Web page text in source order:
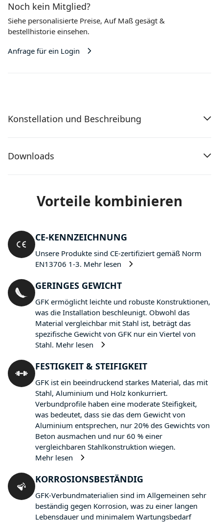
Noch kein Mitglied?
Siehe personalisierte Preise, Auf Maß gesägt &
bestellhistorie einsehen.
Anfrage für ein Login
Konstellation und Beschreibung
Downloads
Vorteile kombinieren
CE-KENNZEICHNUNG
Unsere Produkte sind CE-zertifiziert gemäß Norm
EN13706 1-3. Mehr lesen
GERINGES GEWICHT
GFK ermöglicht leichte und robuste Konstruktionen,
was die Installation beschleunigt. Obwohl das
Material vergleichbar mit Stahl ist, beträgt das
spezifische Gewicht von GFK nur ein Viertel von
Stahl. Mehr lesen
FESTIGKEIT & STEIFIGKEIT
GFK ist ein beeindruckend starkes Material, das mit
Stahl, Aluminium und Holz konkurriert.
Verbundprofile haben eine moderate Steifigkeit,
was bedeutet, dass sie das dem Gewicht von
Aluminium entsprechen, nur 20% des Gewichts von
Beton ausmachen und nur 60 % einer
vergleichbaren Stahlkonstruktion wiegen.
Mehr lesen
KORROSIONSBESTÄNDIG
GFK-Verbundmaterialien sind im Allgemeinen sehr
beständig gegen Korrosion, was zu einer langen
Lebensdauer und minimalem Wartungsbedarf